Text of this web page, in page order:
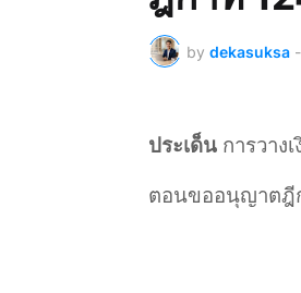
by dekasuksa -
ประเด็นการวาง
ตอนขออนุญาตฎี